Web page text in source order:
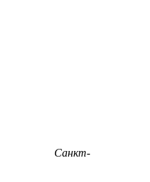
Санкт-